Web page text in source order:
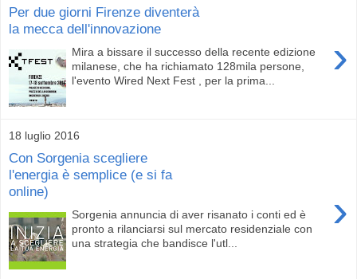
Per due giorni Firenze diventerà
la mecca dell'innovazione
›
Mira a bissare il successo della recente edizione
milanese, che ha richiamato 128mila persone,
l'evento Wired Next Fest , per la prima...
18 luglio 2016
Con Sorgenia scegliere
l'energia è semplice (e si fa
online)
›
Sorgenia annuncia di aver risanato i conti ed è
pronto a rilanciarsi sul mercato residenziale con
una strategia che bandisce l'utl...